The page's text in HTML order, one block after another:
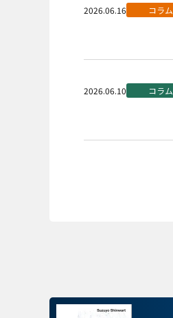
2026.06.16 コラム
2026.06.10 コラム